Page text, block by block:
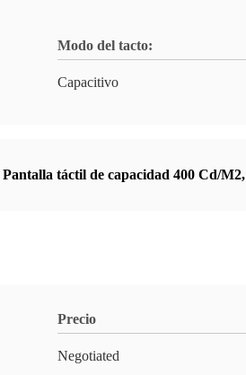
Modo del tacto:
Capacitivo
Pantalla táctil de capacidad 400 Cd/M2,
Precio
Negotiated